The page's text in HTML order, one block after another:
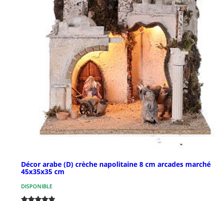
Décor arabe (D) crèche napolitaine 8 cm arcades marché
45x35x35 cm
DISPONIBLE